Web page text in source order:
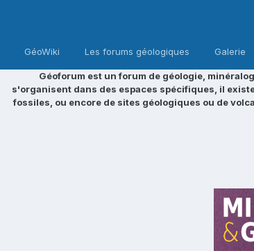
GéoWiki Les forums géologiques Galerie
Géoforum est un forum de géologie,
s'organisent dans des espaces spécifiques, il
fossiles, ou encore de sites géologiques ou de